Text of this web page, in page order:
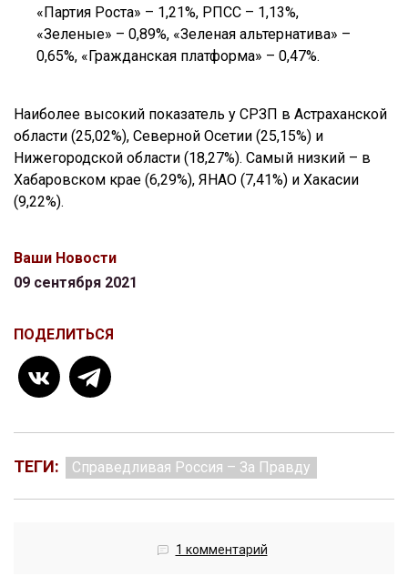
«Партия Роста» – 1,21%, РПСС – 1,13%,
«Зеленые» – 0,89%, «Зеленая альтернатива» –
0,65%, «Гражданская платформа» – 0,47%.
Наиболее высокий показатель у СРЗП в Астраханской
области (25,02%), Северной Осетии (25,15%) и
Нижегородской области (18,27%). Самый низкий – в
Хабаровском крае (6,29%), ЯНАО (7,41%) и Хакасии
(9,22%).
Ваши Новости
09 сентября 2021
ПОДЕЛИТЬСЯ
ТЕГИ: Справедливая Россия – За Правду
1 комментарий